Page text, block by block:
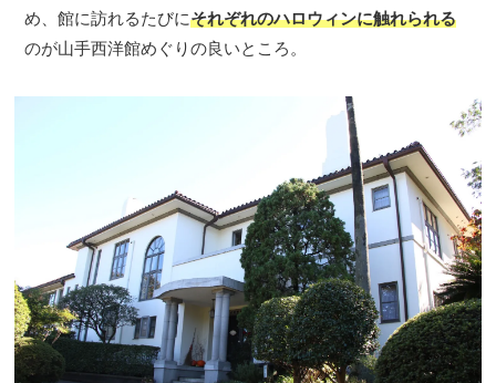
め、館に訪れるたびにそれぞれのハロウィンに触れられる
のが山手西洋館めぐりの良いところ。